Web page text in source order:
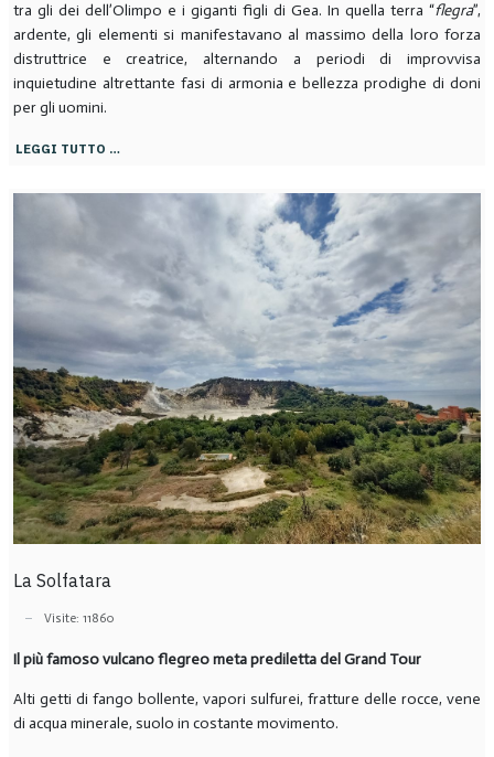
tra gli dei dell’Olimpo e i giganti figli di Gea. In quella terra “flegra”,
ardente, gli elementi si manifestavano al massimo della loro forza
distruttrice e creatrice, alternando a periodi di improvvisa
inquietudine altrettante fasi di armonia e bellezza prodighe di doni
per gli uomini.
LEGGI TUTTO …
La Solfatara
Visite: 11860
Il più famoso vulcano flegreo meta prediletta del Grand Tour
Alti getti di fango bollente, vapori sulfurei, fratture delle rocce, vene
di acqua minerale, suolo in costante movimento.